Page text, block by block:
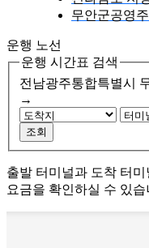
무안군공영
운행 노선
운행 시간표 검색
전남광주통합특별시
→
조회
출발 터미널과 도착 터
요금을 확인하실 수 있습